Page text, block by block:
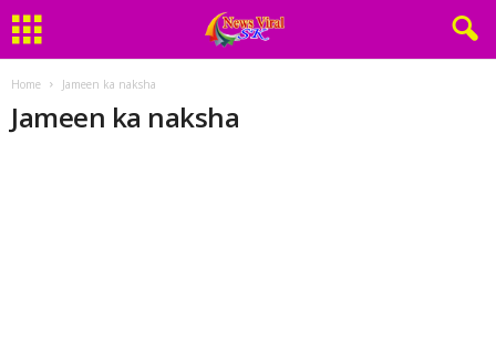
Home Jameen ka naksha
Jameen ka naksha